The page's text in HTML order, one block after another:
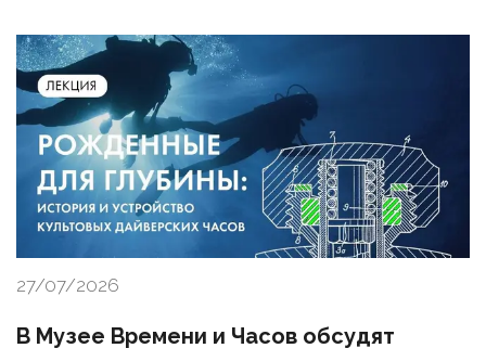
27/07/2026
В Музее Времени и Часов обсудят